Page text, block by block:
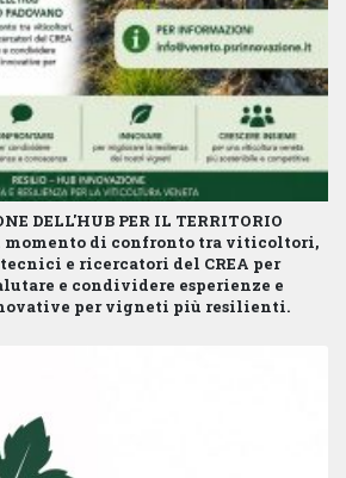
DELL'HUB PER IL TERRITORIO
momento di confronto tra viticoltori,
e ricercatori del CREA per
e condividere esperienze e
per vigneti più resilienti.